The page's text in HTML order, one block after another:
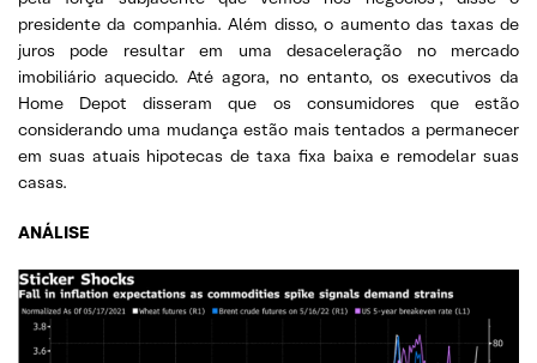
presidente da companhia. Além disso, o aumento das taxas de
juros pode resultar em uma desaceleração no mercado
imobiliário aquecido. Até agora, no entanto, os executivos da
Home Depot disseram que os consumidores que estão
considerando uma mudança estão mais tentados a permanecer
em suas atuais hipotecas de taxa fixa baixa e remodelar suas
casas.
ANÁLISE